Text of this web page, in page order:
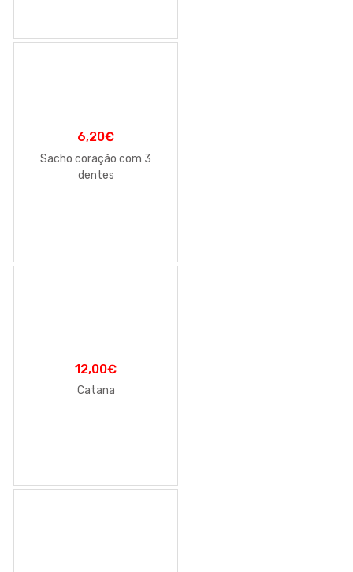
6,20€
Sacho coração com 3
dentes
12,00€
Catana